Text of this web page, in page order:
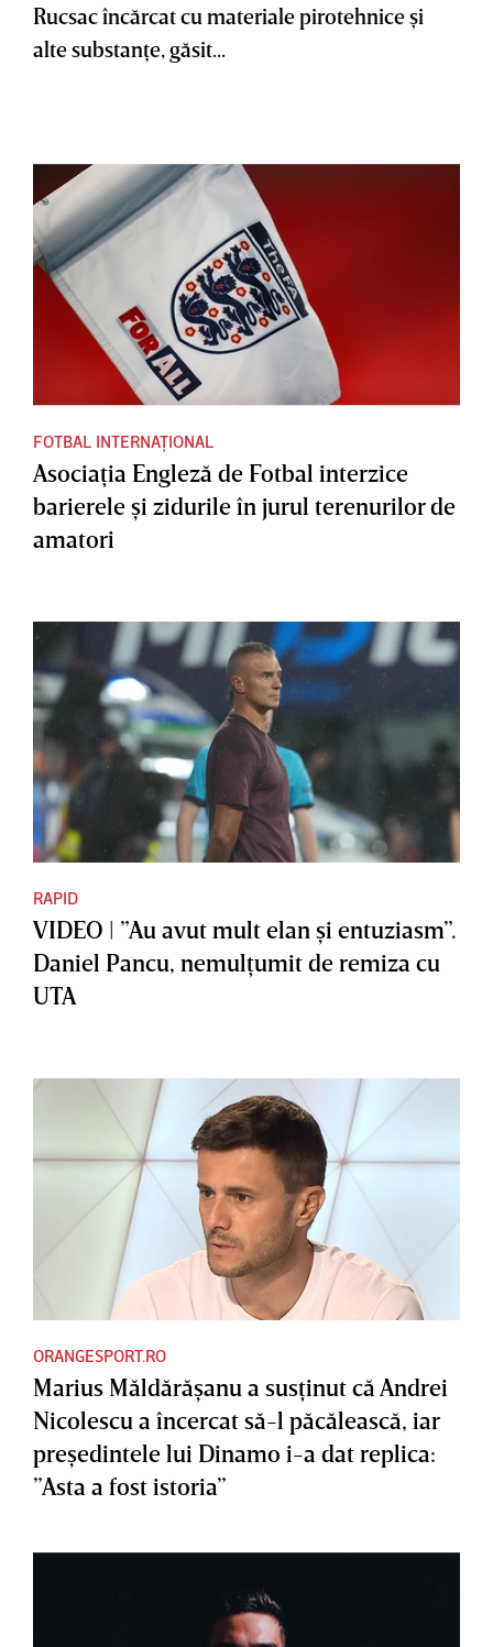
Rucsac încărcat cu materiale pirotehnice şi
alte substanţe, găsit...
FOTBAL INTERNAȚIONAL
Asociaţia Engleză de Fotbal interzice
barierele şi zidurile în jurul terenurilor de
amatori
RAPID
VIDEO | ”Au avut mult elan şi entuziasm”.
Daniel Pancu, nemulţumit de remiza cu
UTA
ORANGESPORT.RO
Marius Măldărăşanu a susţinut că Andrei
Nicolescu a încercat să-l păcălească, iar
preşedintele lui Dinamo i-a dat replica:
”Asta a fost istoria”